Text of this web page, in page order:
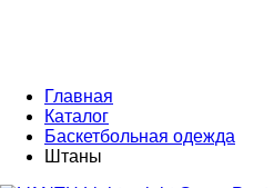
Главная
Каталог
Баскетбольная одежда
Штаны